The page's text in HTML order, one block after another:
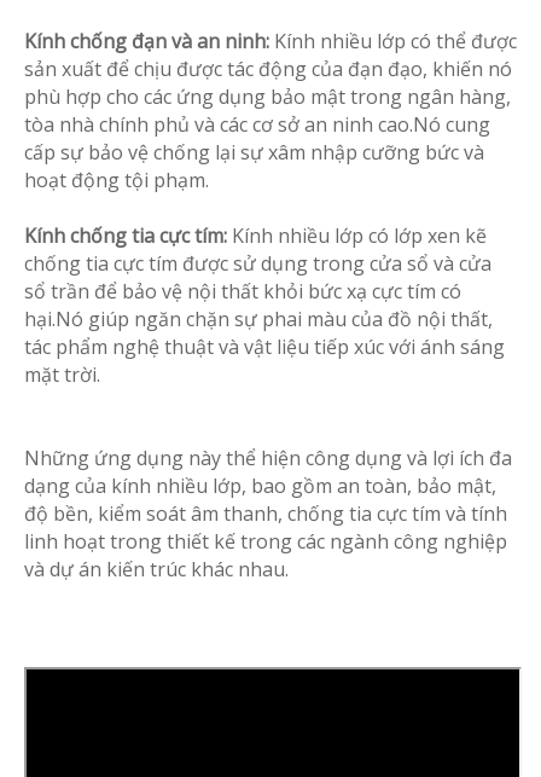
Kính chống đạn và an ninh: Kính nhiều lớp có thể được
sản xuất để chịu được tác động của đạn đạo, khiến nó
phù hợp cho các ứng dụng bảo mật trong ngân hàng,
tòa nhà chính phủ và các cơ sở an ninh cao.Nó cung
cấp sự bảo vệ chống lại sự xâm nhập cưỡng bức và
hoạt động tội phạm.
Kính chống tia cực tím: Kính nhiều lớp có lớp xen kẽ
chống tia cực tím được sử dụng trong cửa sổ và cửa
sổ trần để bảo vệ nội thất khỏi bức xạ cực tím có
hại.Nó giúp ngăn chặn sự phai màu của đồ nội thất,
tác phẩm nghệ thuật và vật liệu tiếp xúc với ánh sáng
mặt trời.
Những ứng dụng này thể hiện công dụng và lợi ích đa
dạng của kính nhiều lớp, bao gồm an toàn, bảo mật,
độ bền, kiểm soát âm thanh, chống tia cực tím và tính
linh hoạt trong thiết kế trong các ngành công nghiệp
và dự án kiến ​​trúc khác nhau.